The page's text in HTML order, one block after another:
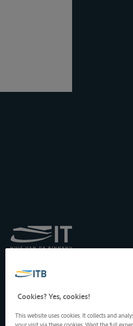
Transport par Batellerie
Drukpersstraat 19
1000 Bruxelles, Belgique
Tél: +32 2 217 09 67
http://www.itb-info.be
Cookies? Yes, cookies!
This website uses cookies. It collects and